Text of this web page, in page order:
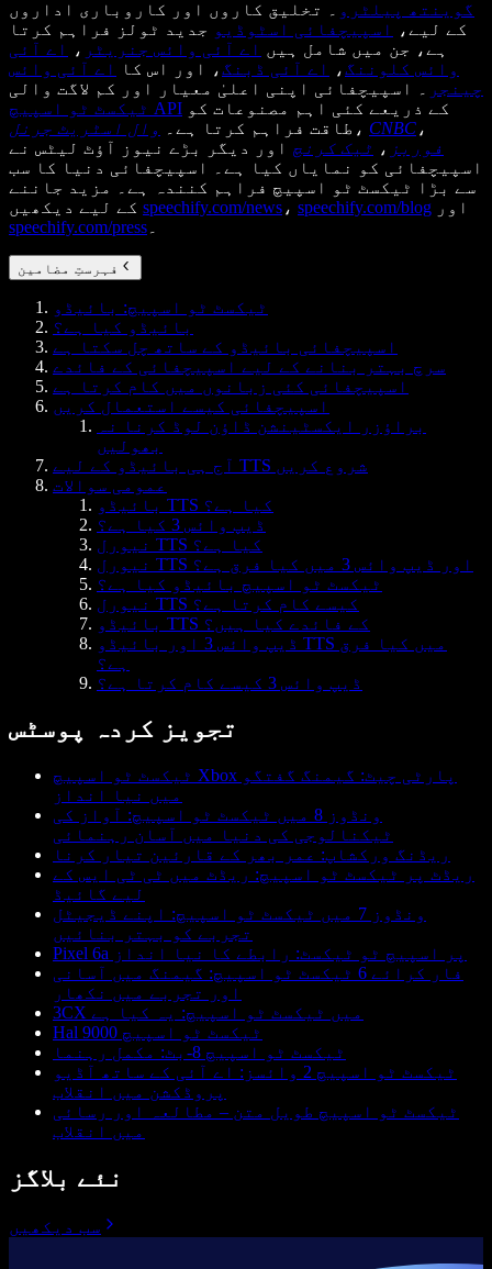
گوینتھ پیلٹرو
۔ تخلیق کاروں اور کاروباری اداروں
کے لیے،
اسپیچفائی اسٹوڈیو جدید ٹولز فراہم کرتا
ہے، جن میں شامل ہیں اے آئی وائس جنریٹر ،
اے آئی
وائس کلوننگ، اے آئی ڈبنگ، اور اس کا
اے آئی وائس
چینجر
۔ اسپیچفائی اپنی اعلیٰ معیار اور کم لاگت والی
ٹیکسٹ ٹو اسپیچ API
طاقت فراہم کرتا ہے۔
وال اسٹریٹ جرنل ، CNBC ،
فوربز ، ٹیک کرنچ اور دیگر بڑے نیوز آؤٹ لیٹس نے
اسپیچفائی کو نمایاں کیا ہے۔ اسپیچفائی دنیا کا سب
سے بڑا ٹیکسٹ ٹو اسپیچ فراہم کنندہ ہے۔ مزید جاننے
speechify.com/news ، speechify.com/blog اور
speechify.com/press
فہرستِ مضامین
ٹیکسٹ ٹو اسپیچ: بائیڈو
بائیڈو کیا ہے؟
اسپیچفائی بائیڈو کے ساتھ چل سکتا ہے
سرچ بہتر بنانے کے لیے اسپیچفائی کے فائدے
اسپیچفائی کئی زبانوں میں کام کرتا ہے
اسپیچفائی کیسے استعمال کریں
براؤزر ایکسٹینشن ڈاؤن لوڈ کرنا نہ
بھولیں
آج ہی بائیڈو کے لیے TTS شروع کریں
عمومی سوالات
بائیڈو TTS کیا ہے؟
ڈیپ وائس 3 کیا ہے؟
نیورل TTS کیا ہے؟
نیورل TTS اور ڈیپ وائس 3 میں کیا فرق ہے؟
ٹیکسٹ ٹو اسپیچ بائیڈو کیا ہے؟
نیورل TTS کیسے کام کرتا ہے؟
بائیڈو TTS کے فائدے کیا ہیں؟
ڈیپ وائس 3 اور بائیڈو TTS میں کیا فرق
ہے؟
ڈیپ وائس 3 کیسے کام کرتا ہے؟
تجویز کردہ پوسٹس
ٹیکسٹ ٹو اسپیچ Xbox پارٹی چیٹ: گیمنگ گفتگو
میں نیا انداز
ونڈوز 8 میں ٹیکسٹ ٹو اسپیچ: آواز کی
ٹیکنالوجی کی دنیا میں آسان رہنمائی
ریڈنگ ورکشاپ: عمر بھر کے قارئین تیار کرنا
ریڈٹ پر ٹیکسٹ ٹو اسپیچ: ریڈٹ میں ٹی ٹی ایس کے
لیے گائیڈ
ونڈوز 7 میں ٹیکسٹ ٹو اسپیچ: اپنے ڈیجیٹل
تجربے کو بہتر بنائیں
Pixel 6a پر اسپیچ ٹو ٹیکسٹ: رابطے کا نیا انداز
فار کرائے 6 ٹیکسٹ ٹو اسپیچ: گیمنگ میں آسانی
اور تجربے میں نکھار
3CX میں ٹیکسٹ ٹو اسپیچ: یہ کیا ہے
Hal 9000 ٹیکسٹ ٹو اسپیچ
ٹیکسٹ ٹو اسپیچ 8-بٹ: مکمل رہنما
ٹیکسٹ ٹو اسپیچ 2 وائسز: اے آئی کے ساتھ آڈیو
پروڈکشن میں انقلاب
ٹیکسٹ ٹو اسپیچ طویل متن – مطالعہ اور رسائی
میں انقلاب
نئے بلاگز
سب دیکھیں